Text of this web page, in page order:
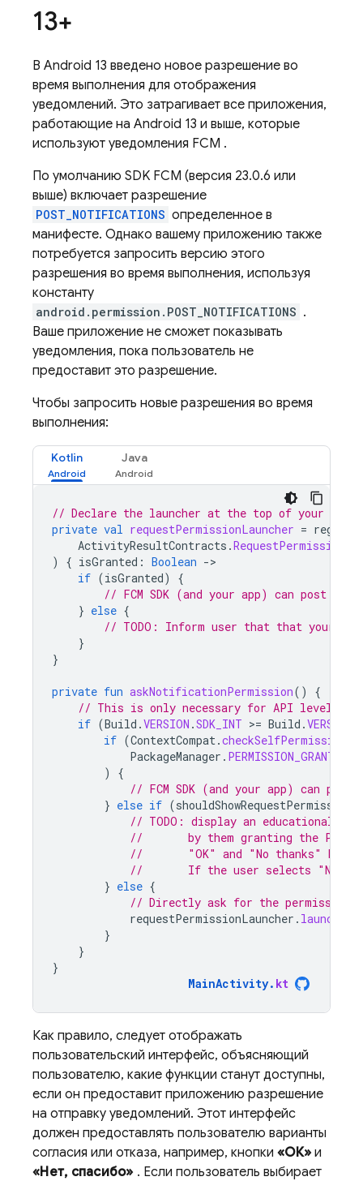
13+
В Android 13 введено новое разрешение во
время выполнения для отображения
уведомлений. Это затрагивает все приложения,
работающие на Android 13 и выше, которые
используют уведомления FCM .
По умолчанию SDK FCM (версия 23.0.6 или
выше) включает разрешение
POST_NOTIFICATIONS определенное в
манифесте. Однако вашему приложению также
потребуется запросить версию этого
разрешения во время выполнения, используя
константу
android.permission.POST_NOTIFICATIONS .
Ваше приложение не сможет показывать
уведомления, пока пользователь не
предоставит это разрешение.
Чтобы запросить новые разрешения во время
выполнения:
Kotlin Java
// Declare the launcher at the top of your
private val requestPermissionLauncher =
ActivityResultContracts .RequestPermission
)
{ isGranted : Boolean -
if (isGranted)
{
// FCM SDK (and your app) can post
} else {
// TODO: Inform user that that your
}
}
private fun askNotificationPermission()
{
// This is only necessary for API level >=
if (Build .VERSION .SDK_INT >= Build .
if (ContextCompat.checkSelfPermission
PackageManager . PERMISSION_GRANTED
)
{
// FCM SDK (and your app) can
} else if (
// TODO: display an educational
//       by them granting the
//       "OK" and "No thanks"
//       If the user selects "No
} else {
// Directly ask for the permission
requestPermissionLauncher . launch
}
}
}
MainActivity. kt
Как правило, следует отображать
пользовательский интерфейс, объясняющий
пользователю, какие функции станут доступны,
если он предоставит приложению разрешение
на отправку уведомлений. Этот интерфейс
должен предоставлять пользователю варианты
согласия или отказа, например, кнопки «ОК» и
«Нет, спасибо» . Если пользователь выбирает